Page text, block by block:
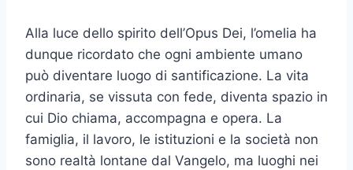
Alla luce dello spirito dell’Opus Dei, l’omelia ha
dunque ricordato che ogni ambiente umano
può diventare luogo di santificazione. La vita
ordinaria, se vissuta con fede, diventa spazio in
cui Dio chiama, accompagna e opera. La
famiglia, il lavoro, le istituzioni e la società non
sono realtà lontane dal Vangelo, ma luoghi nei